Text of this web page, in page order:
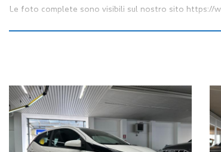
Le foto complete sono visibili sul nostro sito https://
AUTO4YOU PROPONETOYOTA AYGO VVTi 72CV
Colorebianco pastellocon cerchi da 15"esedili in
Auto completa di:
Retrocamera
ConnettivitàBluetooth
Cookie di marketing